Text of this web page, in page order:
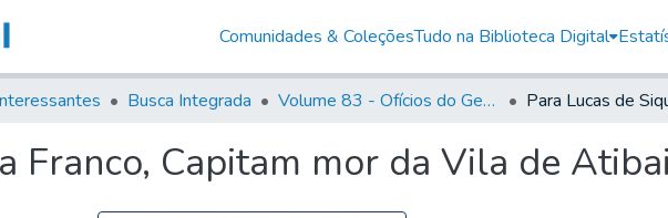
Comunidades & ColeçõesTudo na Biblioteca Digital
Busca Integrada Volume 83 - Ofícios do General Martim Lopes Lobo de Saldanha (Governador da Capitania): 1780- 1782
Franco, Capitam mor da Vila de